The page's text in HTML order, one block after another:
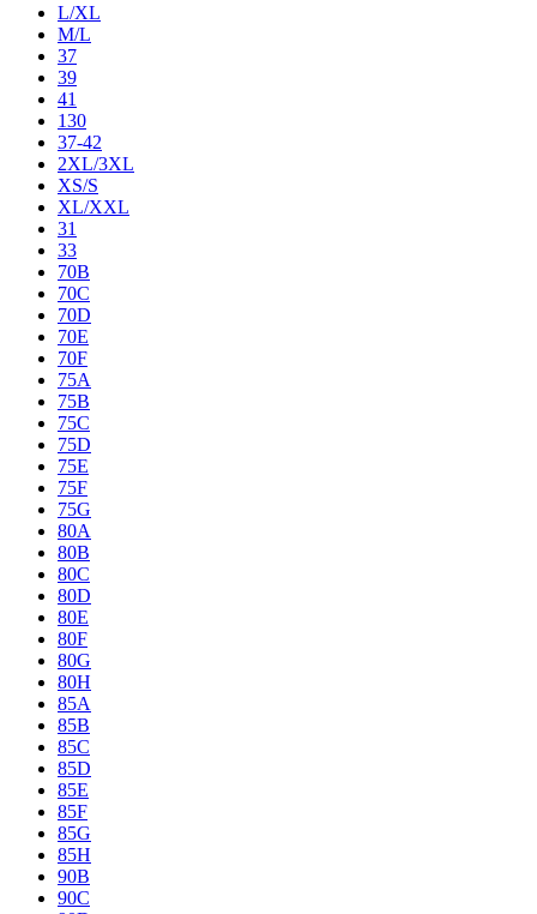
L/XL
M/L
37
39
41
130
37-42
2XL/3XL
XS/S
XL/XXL
31
33
70B
70C
70D
70E
70F
75A
75B
75C
75D
75E
75F
75G
80A
80B
80C
80D
80E
80F
80G
80H
85A
85B
85C
85D
85E
85F
85G
85H
90B
90C